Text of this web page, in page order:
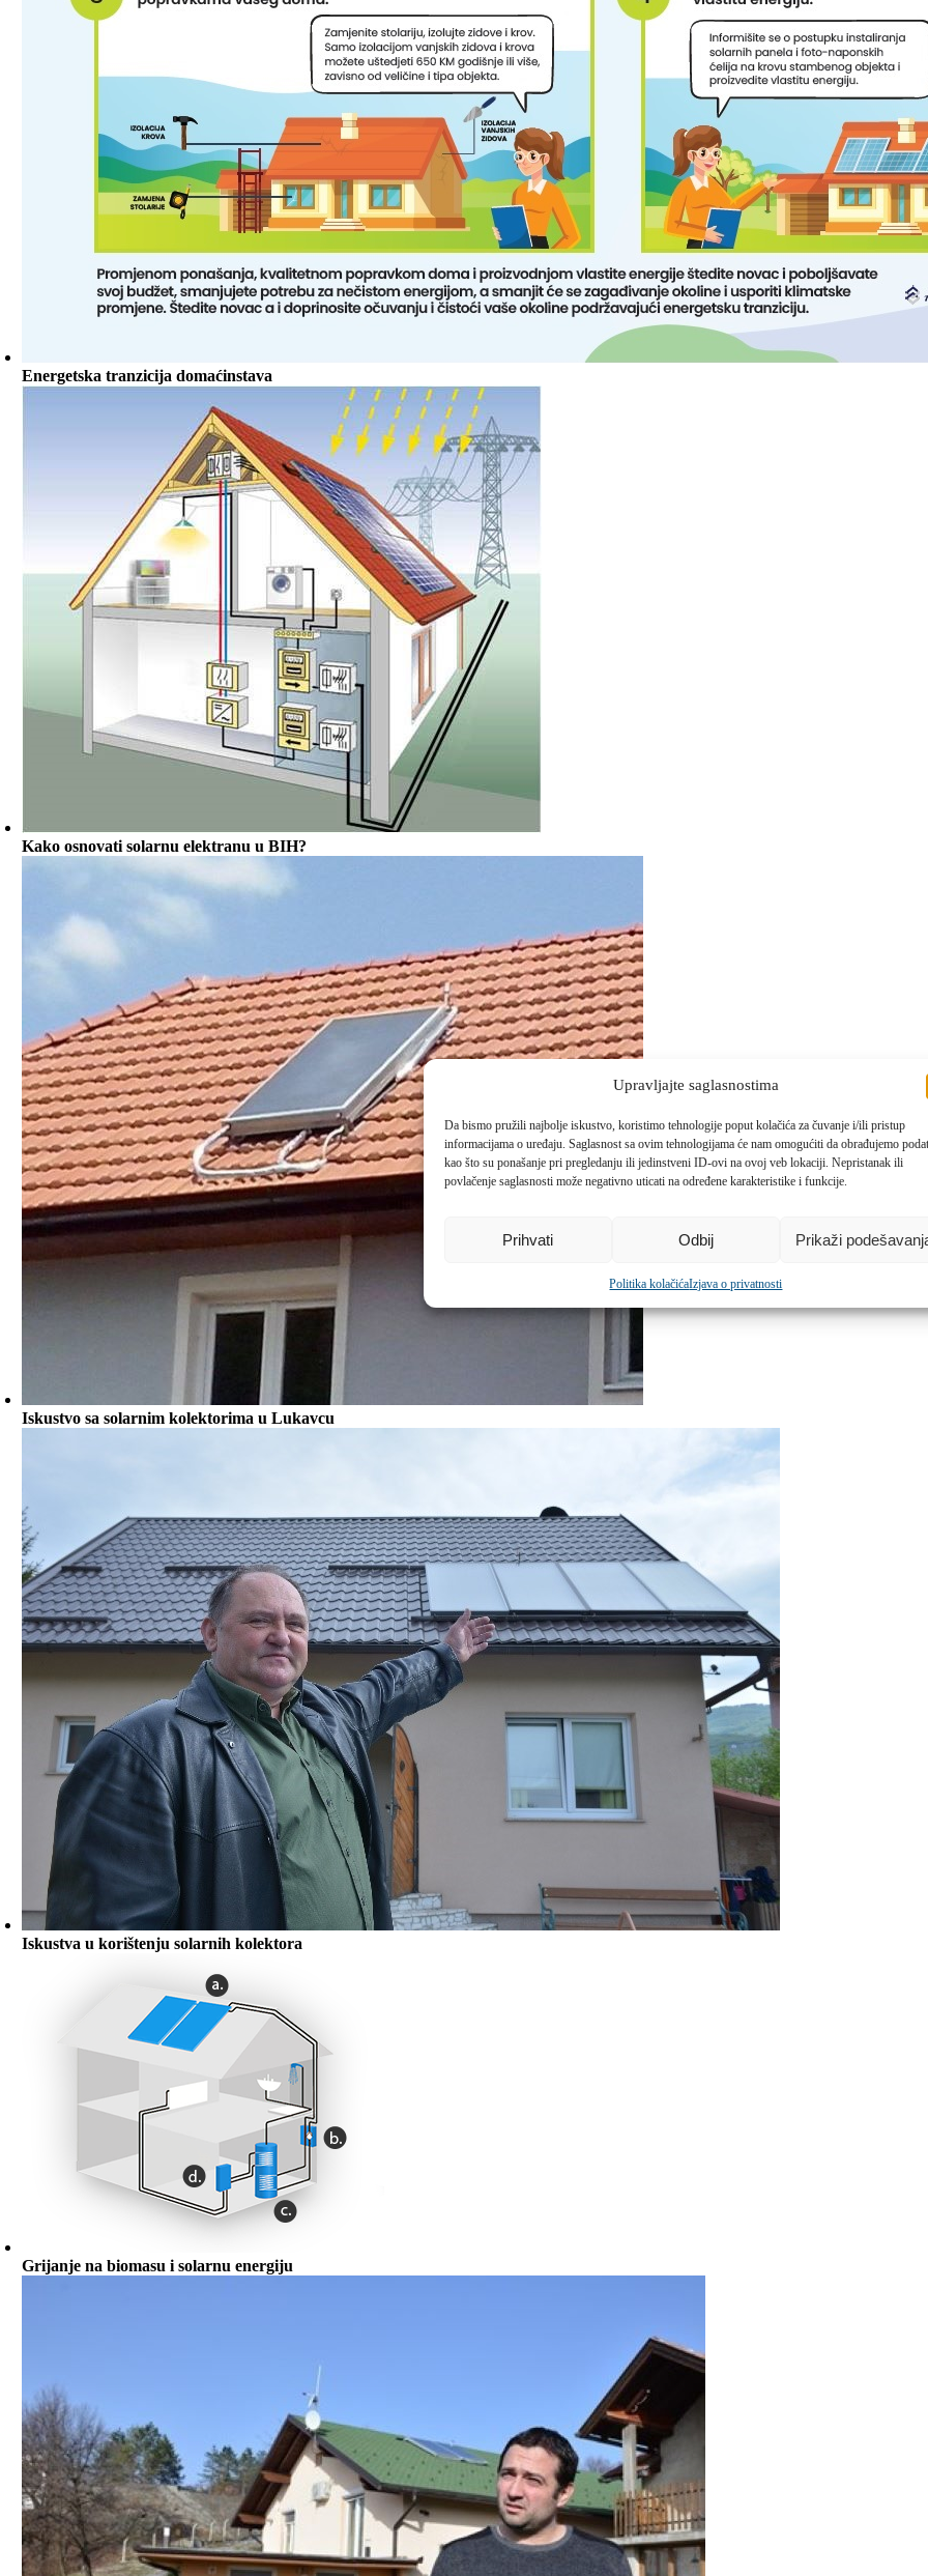
Upravljajte saglasnostima
Da bismo pružili najbolje iskustvo, koristimo tehnologije poput kolačića za čuvanje i/ili pristup
informacijama o uređaju. Saglasnost sa ovim tehnologijama će nam omogućiti da obrađujemo
kao što su ponašanje pri pregledanju ili jedinstveni ID-ovi na ovoj veb lokaciji. Nepristanak ili
povlačenje saglasnosti može negativno uticati na određene karakteristike i funkcije.
Prihvati Odbij Prikaži
Politika kolačićaIzjava o privatnosti
Energetska tranzicija domaćinstava
Kako osnovati solarnu elektranu u BIH?
Iskustvo sa solarnim kolektorima u Lukavcu
Iskustva u korištenju solarnih kolektora
Grijanje na biomasu i solarnu energiju